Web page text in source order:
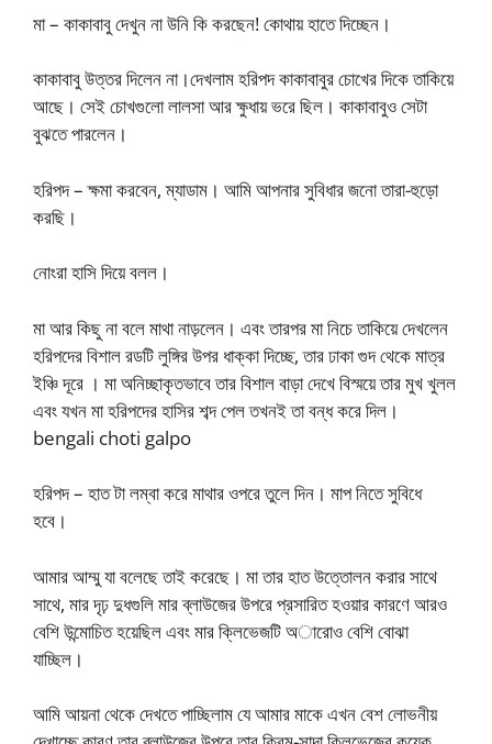
মা – কাকাবাবু দেখুন না উনি কি করছেন! কোথায় হাতে দিচ্ছেন।
কাকাবাবু উত্তর দিলেন না।দেখলাম হরিপদ কাকাবাবুর চোখের দিকে তাকিয়ে
আছে। সেই চোখগুলো লালসা আর ক্ষুধায় ভরে ছিল। কাকাবাবুও সেটা
বুঝতে পারলেন।
হরিপদ – ক্ষমা করবেন, ম্যাডাম। আমি আপনার সুবিধার জনো তারা-হুড়ো
করছি।
নোংরা হাসি দিয়ে বলল।
মা আর কিছু না বলে মাথা নাড়লেন। এবং তারপর মা নিচে তাকিয়ে দেখলেন
হরিপদের বিশাল রডটি লুঙ্গির উপর ধাক্কা দিচ্ছে, তার ঢাকা গুদ থেকে মাত্র
ইঞ্চি দূরে । মা অনিচ্ছাকৃতভাবে তার বিশাল বাড়া দেখে বিস্ময়ে তার মুখ খুলল
এবং যখন মা হরিপদের হাসির শব্দ পেল তখনই তা বন্ধ করে দিল।
bengali choti galpo
হরিপদ – হাত টা লম্বা করে মাথার ওপরে তুলে দিন। মাপ নিতে সুবিধে
হবে।
আমার আম্মু যা বলেছে তাই করেছে। মা তার হাত উত্তোলন করার সাথে
সাথে, মার দৃঢ় দুধগুলি মার ব্লাউজের উপরে প্রসারিত হওয়ার কারণে আরও
বেশি উন্মোচিত হয়েছিল এবং মার ক্লিভেজটি অারোও বেশি বোঝা
যাচ্ছিল।
আমি আয়না থেকে দেখতে পাচ্ছিলাম যে আমার মাকে এখন বেশ লোভনীয়